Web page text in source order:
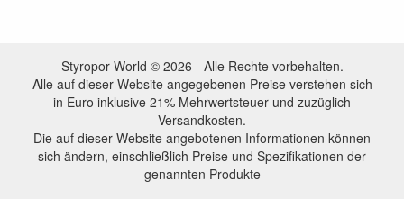
Styropor World © 2026 - Alle Rechte vorbehalten.
Alle auf dieser Website angegebenen Preise verstehen sich
in Euro inklusive 21% Mehrwertsteuer und zuzüglich
Versandkosten.
Die auf dieser Website angebotenen Informationen können
sich ändern, einschließlich Preise und Spezifikationen der
genannten Produkte